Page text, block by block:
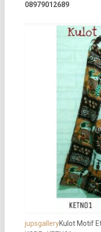
08979012689
jupsgalleryKulot Motif